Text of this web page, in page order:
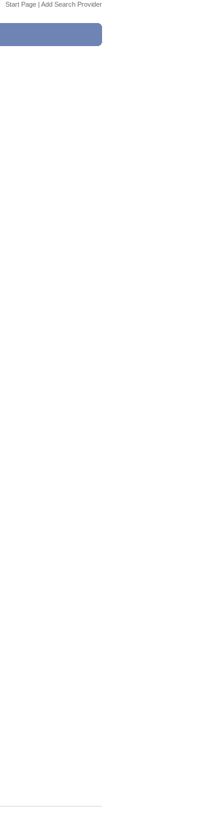
Start Page | Add Search Provider